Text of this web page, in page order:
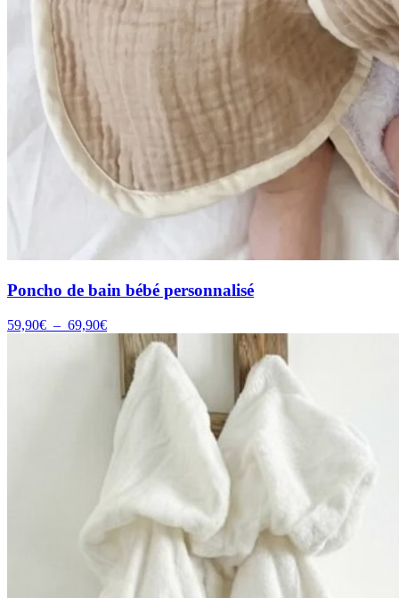
Poncho de bain bébé personnalisé
59,90€ – 69,90€Plage
prix :
59,90€
69,90€